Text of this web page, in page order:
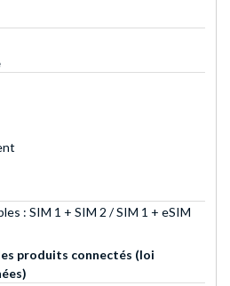
: SIM 1 + SIM 2 / SIM 1 + eSIM
produits connectés (loi